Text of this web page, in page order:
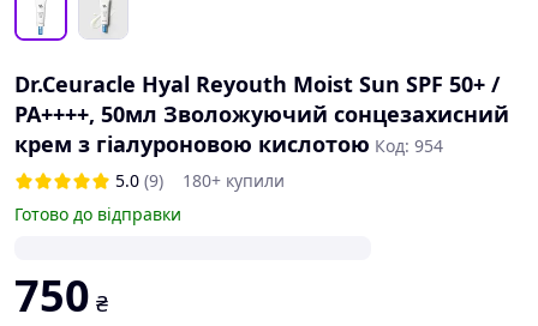
Dr.Ceuracle Hyal Reyouth Moist Sun SPF 50+ /
PA++++, 50мл Зволожуючий сонцезахисний
крем з гіалуроновою кислотою Код: 954
5.0 (9)
180+ купили
Готово до відправки
750 ₴